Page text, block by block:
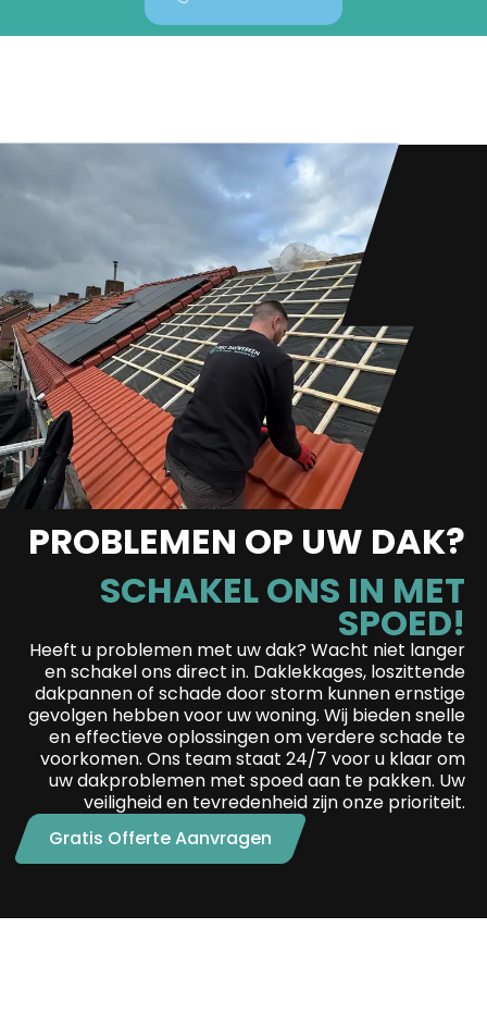
PROBLEMEN OP UW DAK?
SCHAKEL ONS IN MET
SPOED!
Heeft u problemen met uw dak? Wacht niet langer
en schakel ons direct in. Daklekkages, loszittende
dakpannen of schade door storm kunnen ernstige
gevolgen hebben voor uw woning. Wij bieden snelle
en effectieve oplossingen om verdere schade te
voorkomen. Ons team staat 24/7 voor u klaar om
uw dakproblemen met spoed aan te pakken. Uw
veiligheid en tevredenheid zijn onze prioriteit.
Gratis Offerte Aanvragen